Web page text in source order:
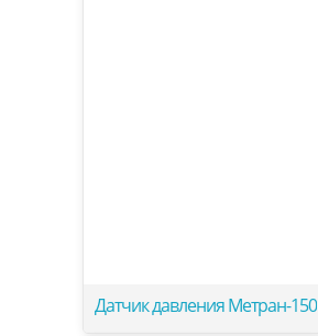
Датчик давления Метран-150